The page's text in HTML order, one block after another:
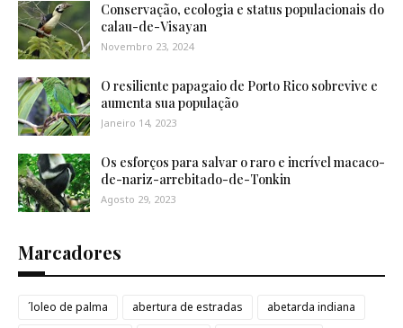
Conservação, ecologia e status populacionais do
calau-de-Visayan
Novembro 23, 2024
O resiliente papagaio de Porto Rico sobrevive e
aumenta sua população
Janeiro 14, 2023
Os esforços para salvar o raro e incrível macaco-
de-nariz-arrebitado-de-Tonkin
Agosto 29, 2023
Marcadores
´loleo de palma abertura de estradas
abetarda indiana